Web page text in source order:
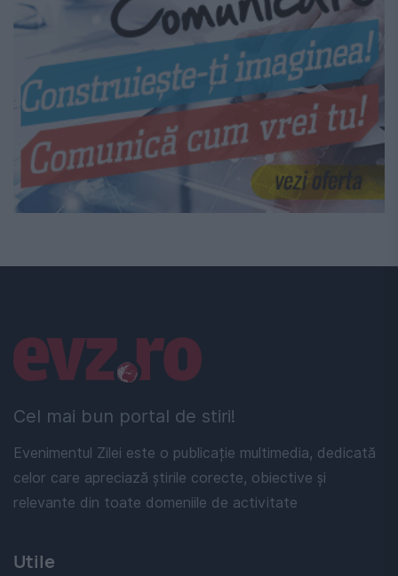
Cel mai bun portal de stiri!
Evenimentul Zilei este o publicație multimedia, dedicată
celor care apreciază știrile corecte, obiective și
relevante din toate domeniile de activitate
Linkuri utile
Utile